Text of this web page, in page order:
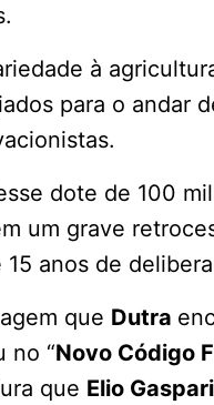
à
para o andar
dote de 100
um grave
15 anos de
que Dutra
no “Novo Código
que Elio Gaspari